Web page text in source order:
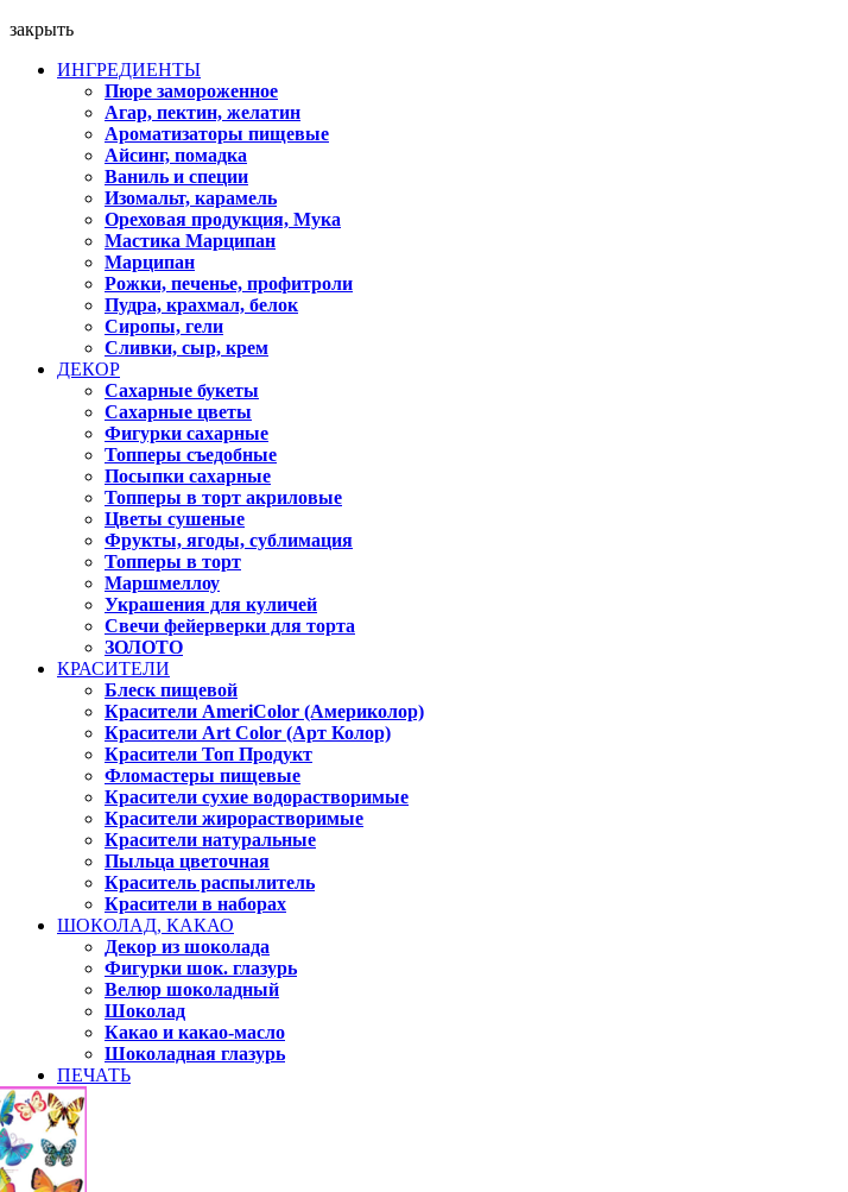
закрыть
ИНГРЕДИЕНТЫ
Пюре замороженное
Агар, пектин, желатин
Ароматизаторы пищевые
Айсинг, помадка
Ваниль и специи
Изомальт, карамель
Ореховая продукция, Мука
Мастика Марципан
Марципан
Рожки, печенье, профитроли
Пудра, крахмал, белок
Сиропы, гели
Сливки, сыр, крем
ДЕКОР
Сахарные букеты
Сахарные цветы
Фигурки сахарные
Топперы съедобные
Посыпки сахарные
Топперы в торт акриловые
Цветы сушеные
Фрукты, ягоды, сублимация
Топперы в торт
Маршмеллоу
Украшения для куличей
Свечи фейерверки для торта
ЗОЛОТО
КРАСИТЕЛИ
Блеск пищевой
Красители AmeriColor (Америколор)
Красители Art Color (Арт Колор)
Красители Топ Продукт
Фломастеры пищевые
Красители сухие водорастворимые
Красители жирорастворимые
Красители натуральные
Пыльца цветочная
Краситель распылитель
Красители в наборах
ШОКОЛАД, КАКАО
Декор из шоколада
Фигурки шок. глазурь
Велюр шоколадный
Шоколад
Какао и какао-масло
Шоколадная глазурь
ПЕЧАТЬ